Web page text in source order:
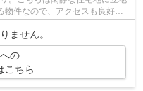
物件なので、アクセスも良好で
ません。
の
こちら